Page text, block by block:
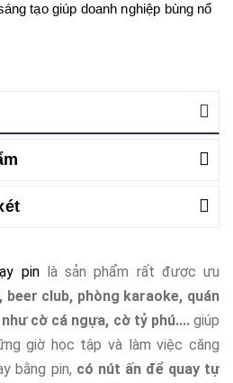
tạo giúp doanh nghiệp bùng nổ
pinlà sản phẩm rất được ưu
beer club, phòng karaoke, quán
cờ cá ngựa, cờ tỷ phú.... giúp
giờ học tập và làm việc căng
bằng pin, có nút ấn để quay tự